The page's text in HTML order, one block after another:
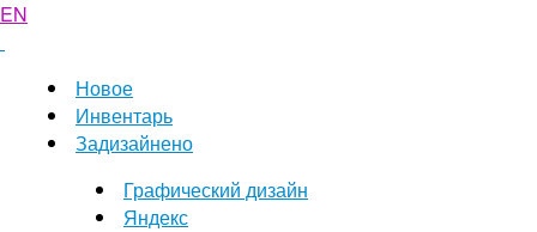
EN
Новое
Инвентарь
Задизайнено
Графический дизайн
Яндекс